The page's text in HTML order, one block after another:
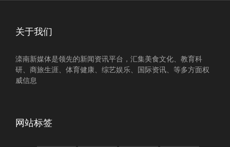
关于我们
滦南新媒体是领先的新闻资讯平台，汇集美食文化、教育科
研、商旅生涯、体育健康、综艺娱乐、国际资讯、等多方面权
威信息
网站标签